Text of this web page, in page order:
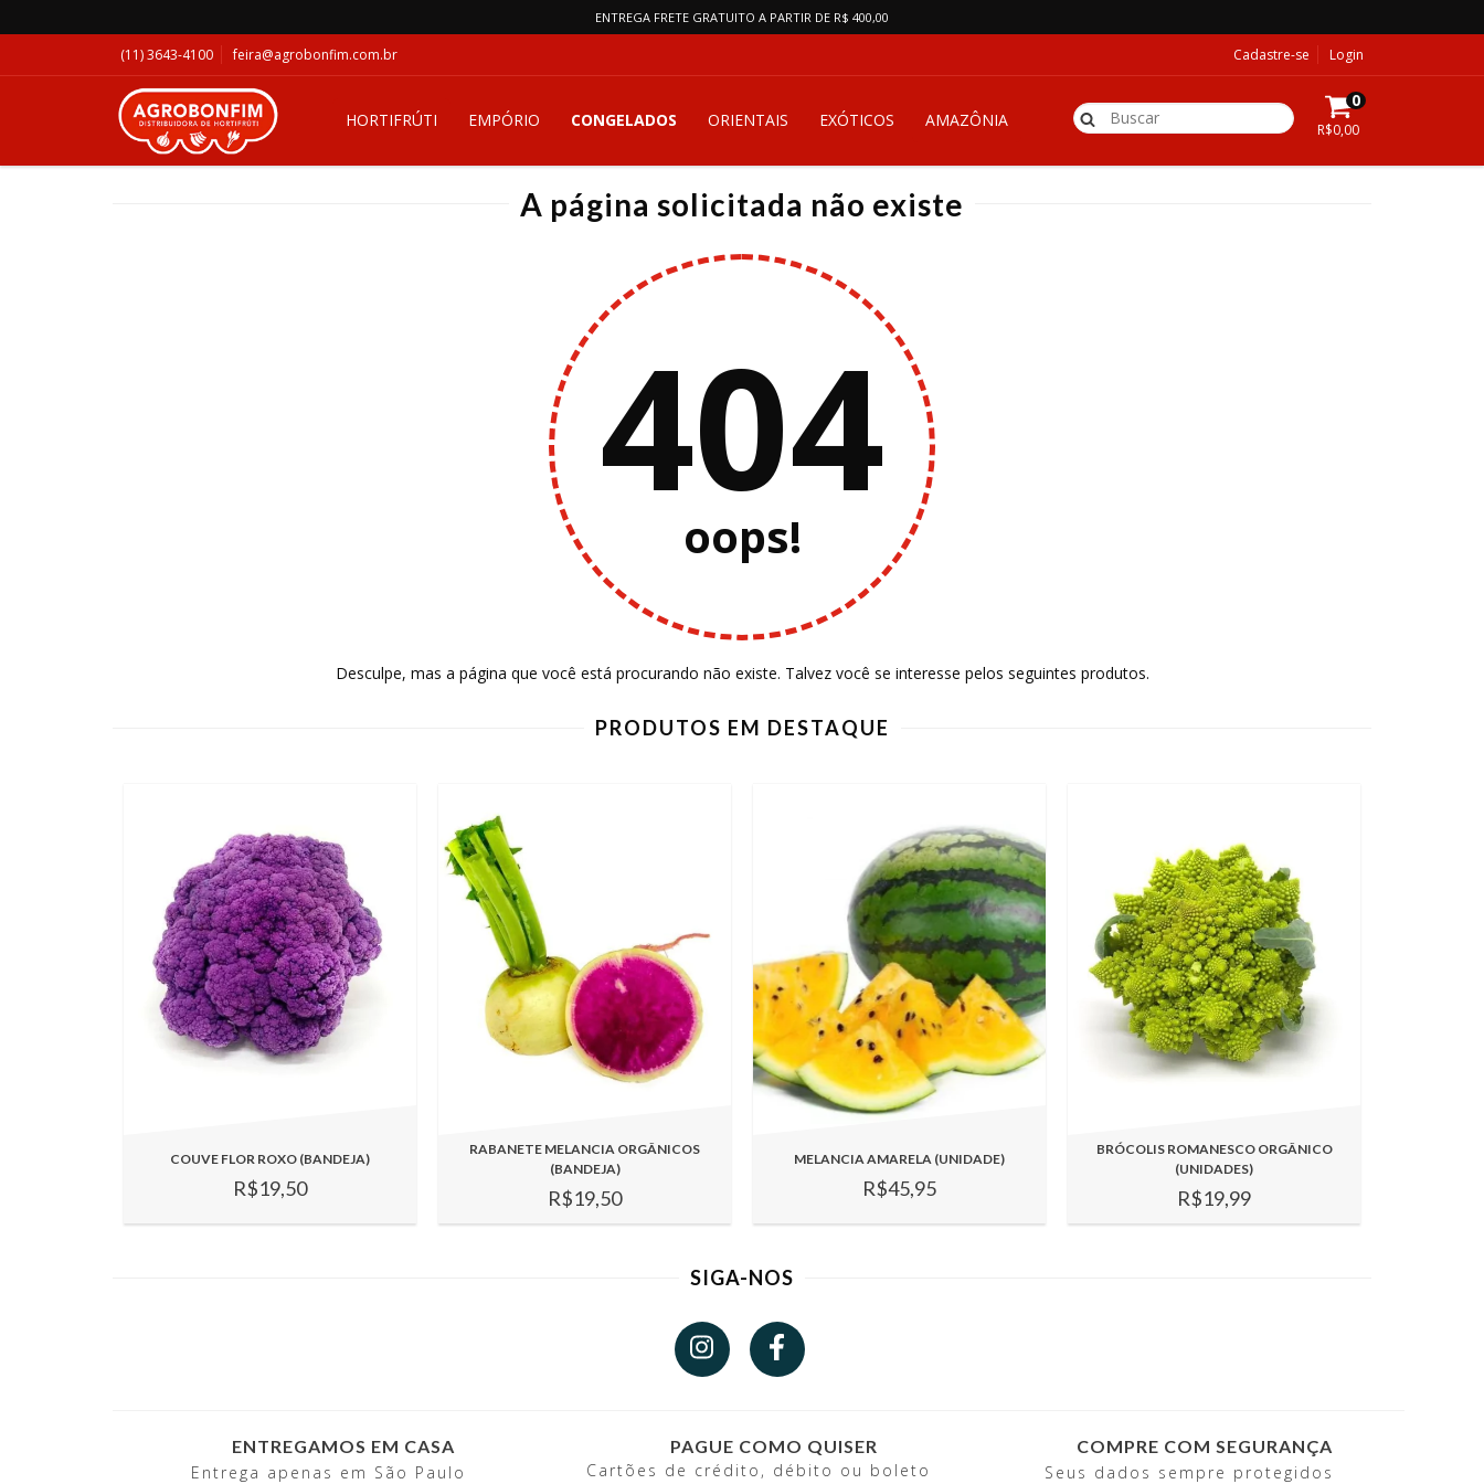
ENTREGA FRETE GRATUITO A PARTIR DE R$ 400,00
(11) 3643-4100 feira@agrobonfim.com.br Cadastre-se Login
HORTIFRÚTI EMPÓRIO CONGELADOS ORIENTAIS EXÓTICOS AMAZÔNIA
0
R$0,00
A página solicitada não existe
404
oops!
Desculpe, mas a página que você está procurando não existe. Talvez você se interesse pelos seguintes produtos.
PRODUTOS EM DESTAQUE
COUVE FLOR ROXO (BANDEJA)
R$19,50
RABANETE MELANCIA ORGÂNICOS
(BANDEJA)
R$19,50
MELANCIA AMARELA (UNIDADE)
R$45,95
BRÓCOLIS ROMANESCO ORGÂNICO
(UNIDADES)
R$19,99
SIGA-NOS
ENTREGAMOS EM CASA
Entrega apenas em São Paulo
PAGUE COMO QUISER
Cartões de crédito, débito ou boleto
COMPRE COM SEGURANÇA
Seus dados sempre protegidos